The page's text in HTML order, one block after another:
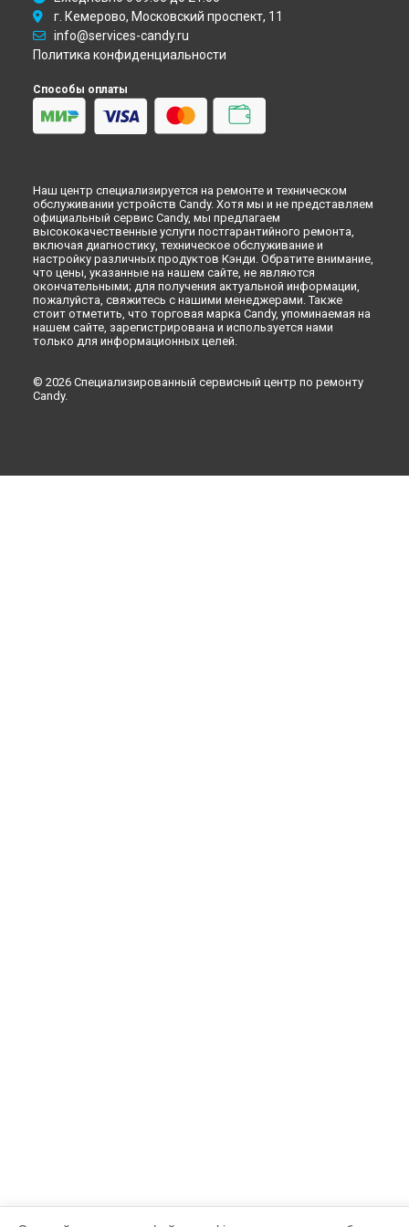
г. Кемерово, Московский проспект, 11
info@services-candy.ru
Политика конфиденциальности
Способы оплаты
Наш центр специализируется на ремонте и техническом
обслуживании устройств Candy. Хотя мы и не представляем
официальный сервис Candy, мы предлагаем
высококачественные услуги постгарантийного ремонта,
включая диагностику, техническое обслуживание и
настройку различных продуктов Кэнди. Обратите внимание,
что цены, указанные на нашем сайте, не являются
окончательными; для получения актуальной информации,
пожалуйста, свяжитесь с нашими менеджерами. Также
стоит отметить, что торговая марка Candy, упоминаемая на
нашем сайте, зарегистрирована и используется нами
только для информационных целей.
© 2026 Специализированный сервисный центр по ремонту
Candy.